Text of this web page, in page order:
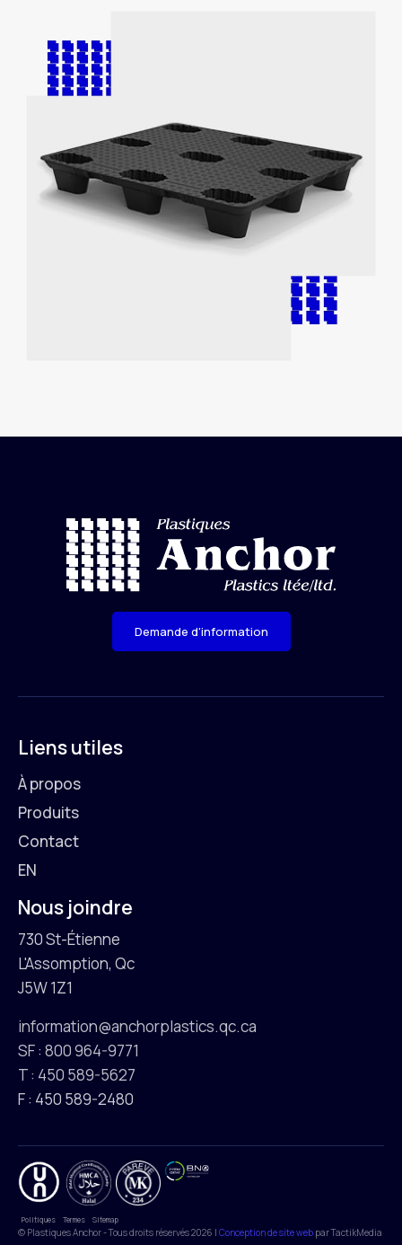
Demande d'information
Liens utiles
À propos
Produits
Contact
EN
Nous joindre
730 St-Étienne
L'Assomption, Qc
J5W 1Z1
information@anchorplastics.qc.ca
SF : 800 964-9771
T : 450 589-5627
F : 450 589-2480
Politiques Termes Sitemap
© Plastiques Anchor - Tous droits réservés 2026 | Conception de site web par TactikMedia